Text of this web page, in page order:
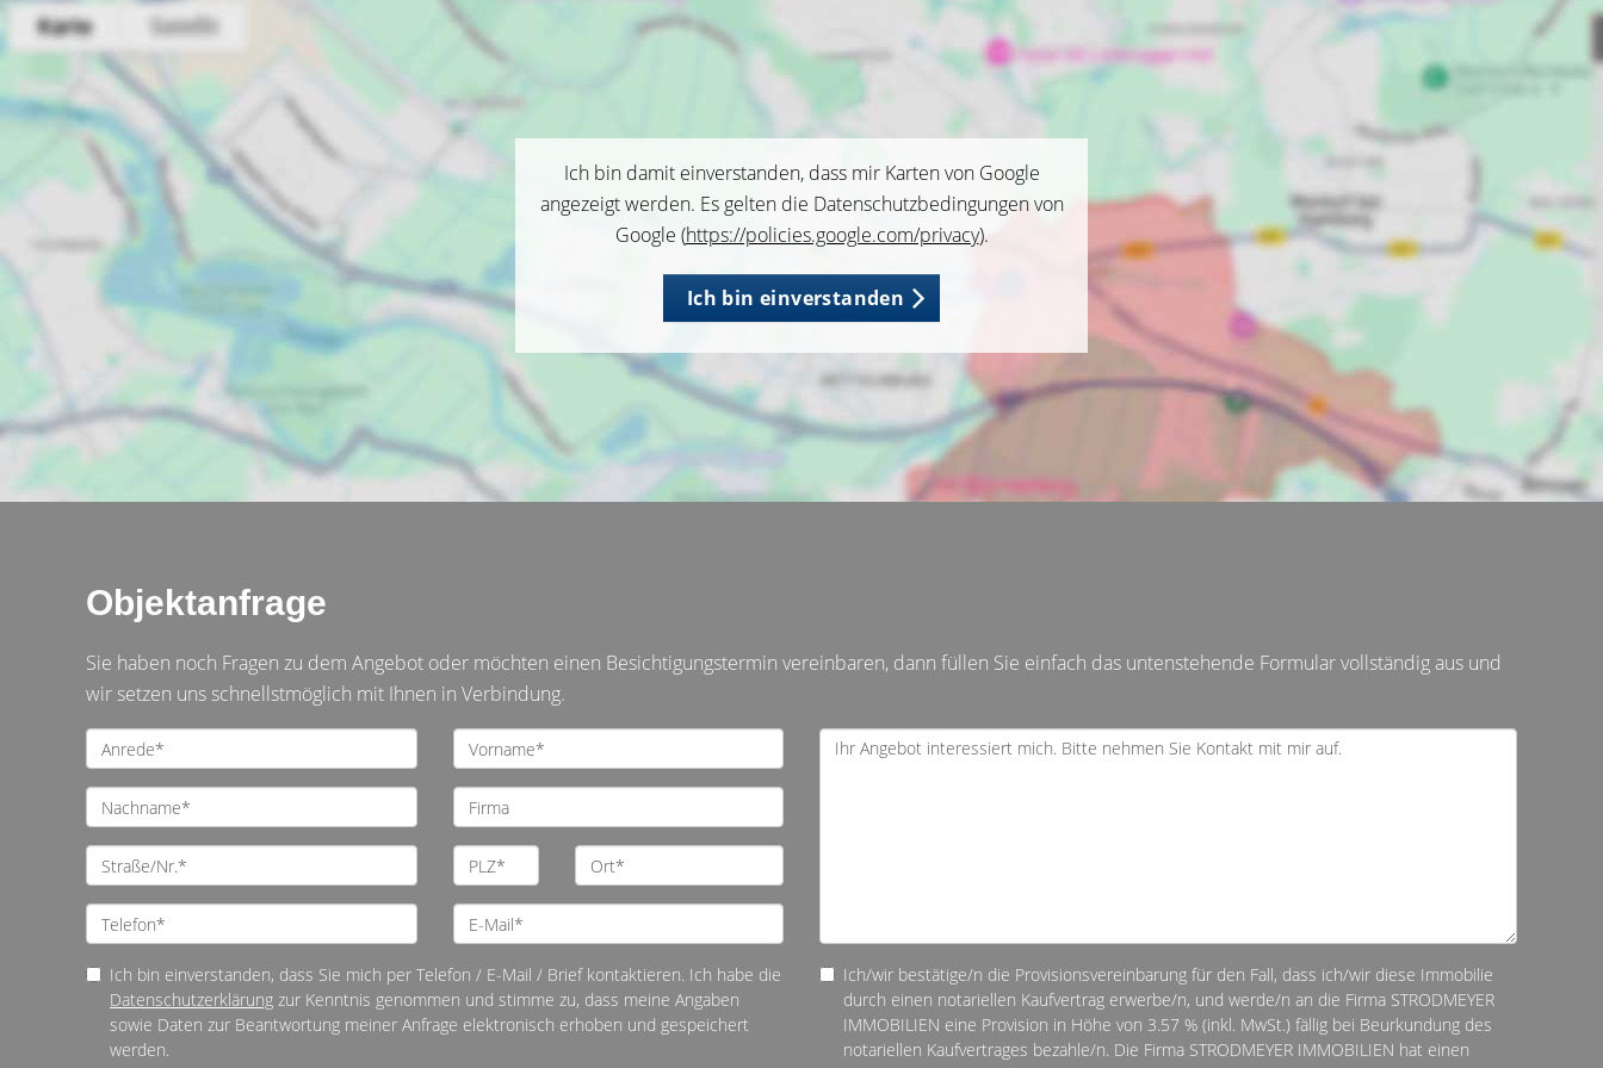
Ich bin damit einverstanden, dass mir Karten von Google
angezeigt werden. Es gelten die Datenschutzbedingungen von
Google (https://policies.google.com/privacy).
Ich bin einverstanden
Objektanfrage
Sie haben noch Fragen zu dem Angebot oder möchten einen Besichtigungstermin vereinbaren, dann füllen Sie einfach das untenstehende Formular vollständig aus und
wir setzen uns schnellstmöglich mit Ihnen in Verbindung.
Ich bin einverstanden, dass Sie mich per Telefon / E-Mail / Brief kontaktieren. Ich habe die
Datenschutzerklärung zur Kenntnis genommen und stimme zu, dass meine Angaben
sowie Daten zur Beantwortung meiner Anfrage elektronisch erhoben und gespeichert
werden.
Ich/wir bestätige/n die Provisionsvereinbarung für den Fall, dass ich/wir diese Immobilie
durch einen notariellen Kaufvertrag erwerbe/n, und werde/n an die Firma STRODMEYER
IMMOBILIEN eine Provision in Höhe von 3.57 % (inkl. MwSt.) fällig bei Beurkundung des
notariellen Kaufvertrages bezahle/n. Die Firma STRODMEYER IMMOBILIEN hat einen